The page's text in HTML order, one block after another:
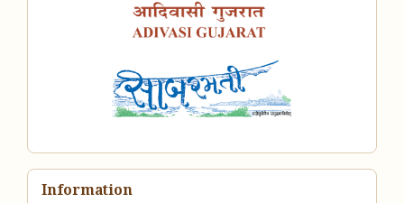
Information